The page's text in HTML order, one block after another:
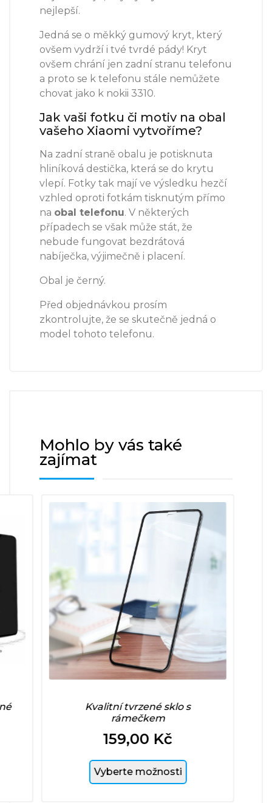
nejlepší.
Jedná se o měkký gumový kryt, který
ovšem vydrží i tvé tvrdé pády! Kryt
ovšem chrání jen zadní stranu telefonu
a proto se k telefonu stále nemůžete
chovat jako k nokii 3310.
Jak vaši fotku či motiv na obal
vašeho Xiaomi vytvoříme?
Na zadní straně obalu je potisknuta
hliníková destička, která se do krytu
vlepí. Fotky tak mají ve výsledku hezčí
vzhled oproti fotkám tisknutým přímo
na obal telefonu. V některých
případech se však může stát, že
nebude fungovat bezdrátová
nabíječka, výjimečně i placení.
Obal je černý.
Před objednávkou prosím
zkontrolujte, že se skutečně jedná o
model tohoto telefonu.
Mohlo by vás také
zajímat
Kvalitní tvrzené sklo s
rámečkem
Cena
159,00 Kč
Vyberte možnosti